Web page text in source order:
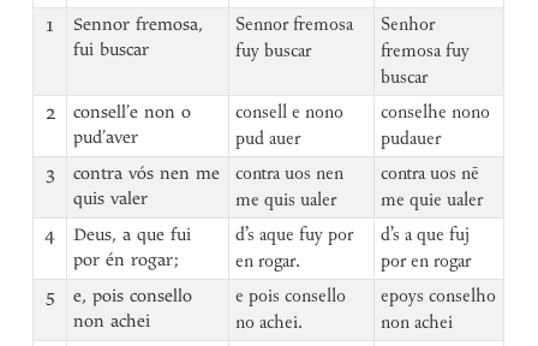
1
Sennor fremosa,
fui buscar
Sennor fremosa
fuy buscar
Senhor
fremosa fuy
buscar
2
consell’e non o
pud’aver
consell e nono
pud auer
conselhe nono
pudauer
3
contra vós nen me
quis valer
contra uos nen
me quis ualer
contra uos nē
me quie ualer
4
Deus, a que fui
por én rogar;
d’s aque fuy por
en rogar.
d’s a que fuj
por en rogar
5
e, pois consello
non achei
e pois consello
no achei.
epoys conselho
non achei